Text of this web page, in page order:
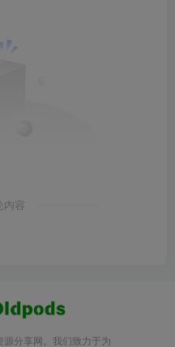
内容
分享网。我们致力于为